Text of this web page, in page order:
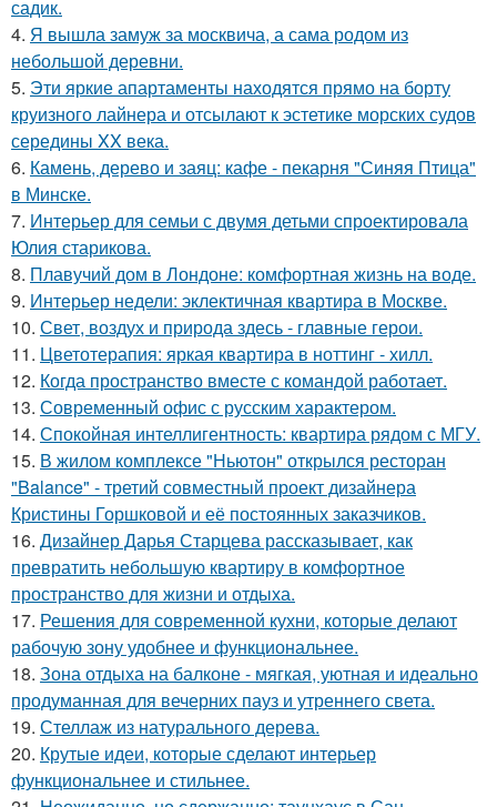
садик.
4. Я вышла замуж за москвича, а сама родом из
небольшой деревни.
5. Эти яркие апартаменты находятся прямо на борту
круизного лайнера и отсылают к эстетике морских судов
середины XX века.
6. Камень, дерево и заяц: кафе - пекарня "Синяя Птица"
в Минске.
7. Интерьер для семьи с двумя детьми спроектировала
Юлия старикова.
8. Плавучий дом в Лондоне: комфортная жизнь на воде.
9. Интерьер недели: эклектичная квартира в Москве.
10. Свет, воздух и природа здесь - главные герои.
11. Цветотерапия: яркая квартира в ноттинг - хилл.
12. Когда пространство вместе с командой работает.
13. Современный офис с русским характером.
14. Спокойная интеллигентность: квартира рядом с МГУ.
15. В жилом комплексе "Ньютон" открылся ресторан
"Balance" - третий совместный проект дизайнера
Кристины Горшковой и её постоянных заказчиков.
16. Дизайнер Дарья Старцева рассказывает, как
превратить небольшую квартиру в комфортное
пространство для жизни и отдыха.
17. Решения для современной кухни, которые делают
рабочую зону удобнее и функциональнее.
18. Зона отдыха на балконе - мягкая, уютная и идеально
продуманная для вечерних пауз и утреннего света.
19. Стеллаж из натурального дерева.
20. Крутые идеи, которые сделают интерьер
функциональнее и стильнее.